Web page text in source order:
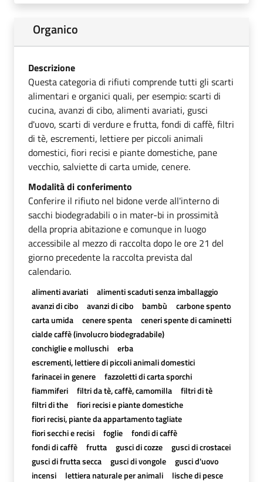
Organico
Descrizione
Questa categoria di rifiuti comprende tutti gli scarti
alimentari e organici quali, per esempio: scarti di
cucina, avanzi di cibo, alimenti avariati, gusci
d'uovo, scarti di verdure e frutta, fondi di caffè, filtri
di tè, escrementi, lettiere per piccoli animali
domestici, fiori recisi e piante domestiche, pane
vecchio, salviette di carta umide, cenere.
Modalità di conferimento
Conferire il rifiuto nel bidone verde all'interno di
sacchi biodegradabili o in mater-bi in prossimità
della propria abitazione e comunque in luogo
accessibile al mezzo di raccolta dopo le ore 21 del
giorno precedente la raccolta prevista dal
calendario.
alimenti avariati
alimenti scaduti senza imballaggio
avanzi di cibo
avanzi di cibo bambù
carbone spento
carta umida
cenere spenta
ceneri spente di caminetti
cialde caffè (involucro biodegradabile)
conchiglie e molluschi
erba
escrementi, lettiere di piccoli animali domestici
farinacei in genere
fazzoletti di carta sporchi
fiammiferi
filtri da tè, caffè, camomilla
filtri di tè
filtri di the
fiori recisi e piante domestiche
fiori recisi, piante da appartamento tagliate
fiori secchi e recisi
foglie
fondi di caffè
fondi di caffè
frutta gusci di cozze
gusci di crostacei
gusci di frutta secca
gusci di vongole
gusci d'uovo
incensi
lettiera naturale per animali
lische di pesce